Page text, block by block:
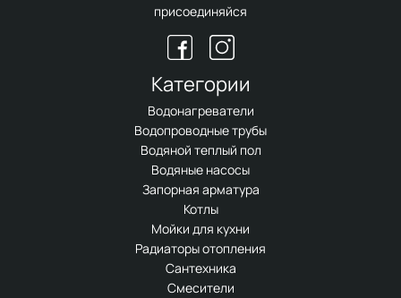
присоединяйся
Категории
Водонагреватели
Водопроводные трубы
Водяной теплый пол
Водяные насосы
Запорная арматура
Котлы
Мойки для кухни
Радиаторы отопления
Сантехника
Смесители